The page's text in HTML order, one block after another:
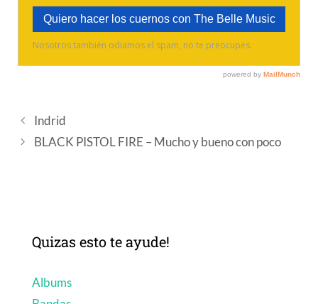
Indrid
BLACK PISTOL FIRE – Mucho y bueno con poco
Quizas esto te ayude!
Albums